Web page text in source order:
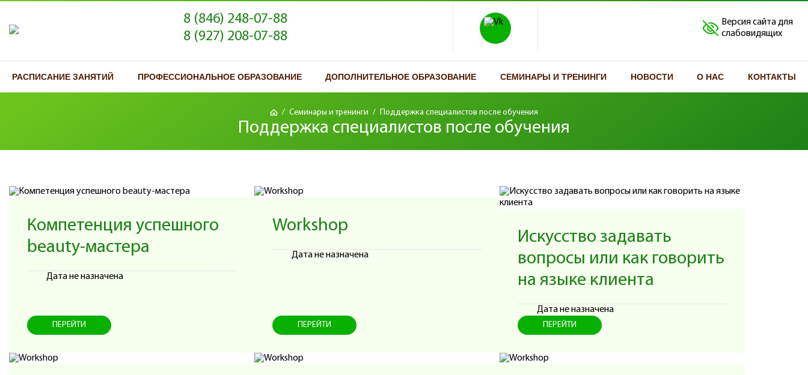
8 (846) 248-07-88
8 (927) 208-07-88
Версия сайта для
слабовидящих
РАСПИСАНИЕ ЗАНЯТИЙ ПРОФЕССИОНАЛЬНОЕ ОБРАЗОВАНИЕ ДОПОЛНИТЕЛЬНОЕ ОБРАЗОВАНИЕ СЕМИНАРЫ И ТРЕНИНГИ НОВОСТИ О НАС КОНТАКТЫ
/ Семинары и тренинги / Поддержка специалистов после обучения
Поддержка специалистов после обучения
Компетенция успешного
beauty-мастера
Дата не назначена
ПЕРЕЙТИ
Workshop
Дата не назначена
ПЕРЕЙТИ
Искусство задавать
вопросы или как говорить
на языке клиента
Дата не назначена
ПЕРЕЙТИ